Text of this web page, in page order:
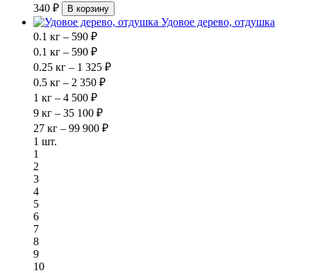
340 ₽
В корзину
Удовое дерево, отдушка
0.1 кг – 590 ₽
0.1 кг – 590 ₽
0.25 кг – 1 325 ₽
0.5 кг – 2 350 ₽
1 кг – 4 500 ₽
9 кг – 35 100 ₽
27 кг – 99 900 ₽
1 шт.
1
2
3
4
5
6
7
8
9
10